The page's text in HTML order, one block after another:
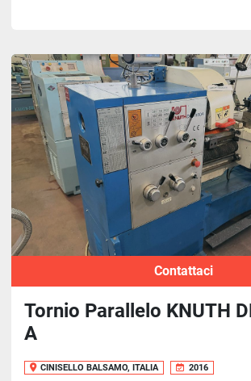
Contattaci
Tornio Parallelo KNUTH
A
CINISELLO BALSAMO, ITALIA 2016